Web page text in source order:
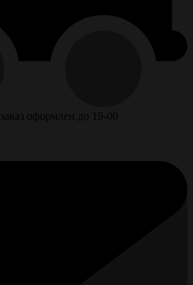
оформлен до 19-00